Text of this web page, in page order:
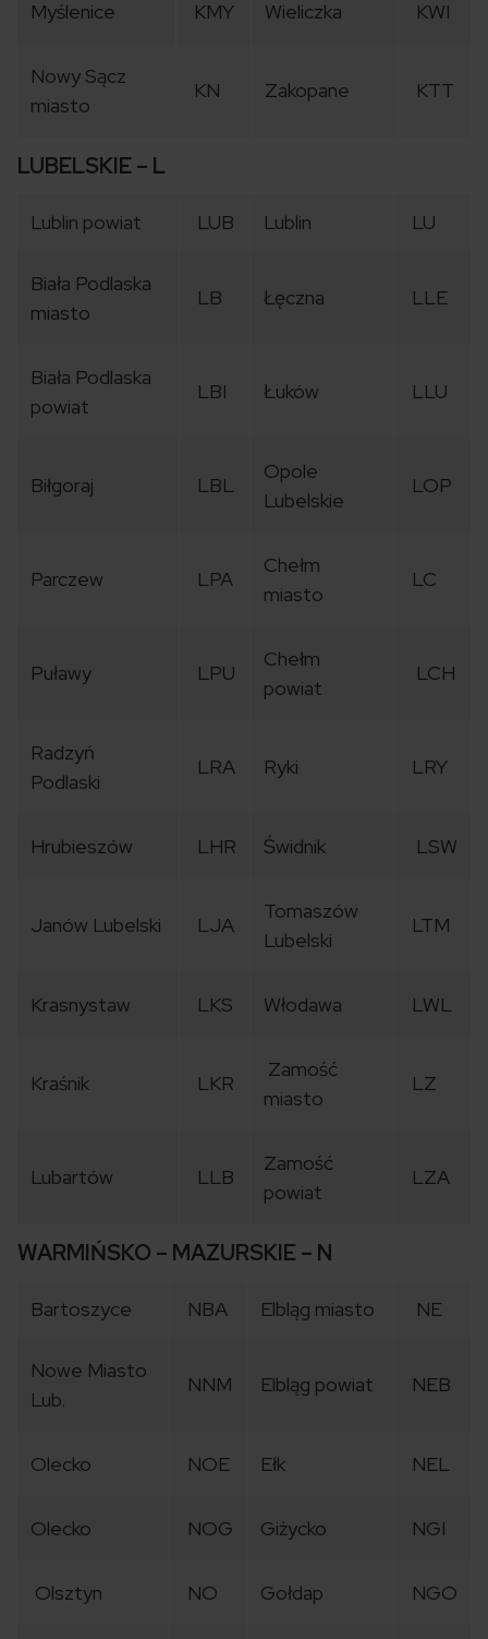
Myślenice KMY Wieliczka KWI
Nowy Sącz
miasto
KN Zakopane KTT
LUBELSKIE – L
Lublin powiat LUB Lublin LU
Biała Podlaska
miasto
LB Łęczna LLE
Biała Podlaska
powiat
LBI Łuków LLU
Biłgoraj LBL
Opole
Lubelskie
LOP
Parczew LPA
Chełm
miasto
LC
Puławy LPU
Chełm
powiat
LCH
Radzyń
Podlaski
LRA Ryki LRY
Hrubieszów LHR Świdnik LSW
Janów Lubelski LJA
Tomaszów
Lubelski
LTM
Krasnystaw LKS Włodawa LWL
Kraśnik LKR
Zamość
miasto
LZ
Lubartów LLB
Zamość
powiat
LZA
WARMIŃSKO – MAZURSKIE – N
Bartoszyce NBA Elbląg miasto NE
Nowe Miasto
Lub.
NNM Elbląg powiat NEB
Olecko NOE Ełk NEL
Olecko NOG Giżycko NGI
Olsztyn NO Gołdap NGO